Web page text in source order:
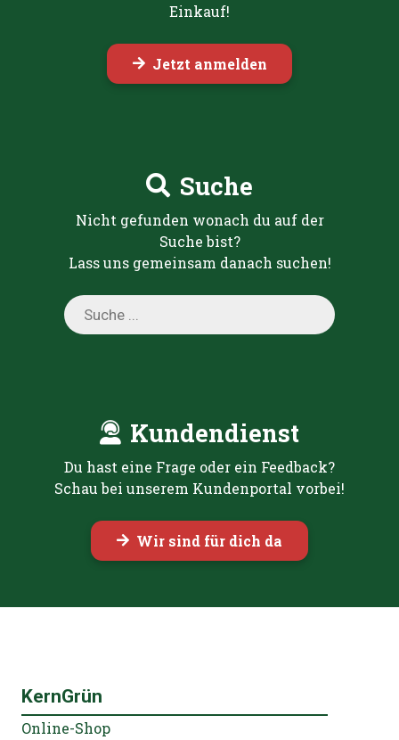
Einkauf!
Jetzt anmelden
Suche
Nicht gefunden wonach du auf der
Suche bist?
Lass uns gemeinsam danach suchen!
Products
search
Kundendienst
Du hast eine Frage oder ein Feedback?
Schau bei unserem Kundenportal vorbei!
Wir sind für dich da
KernGrün
Online-Shop